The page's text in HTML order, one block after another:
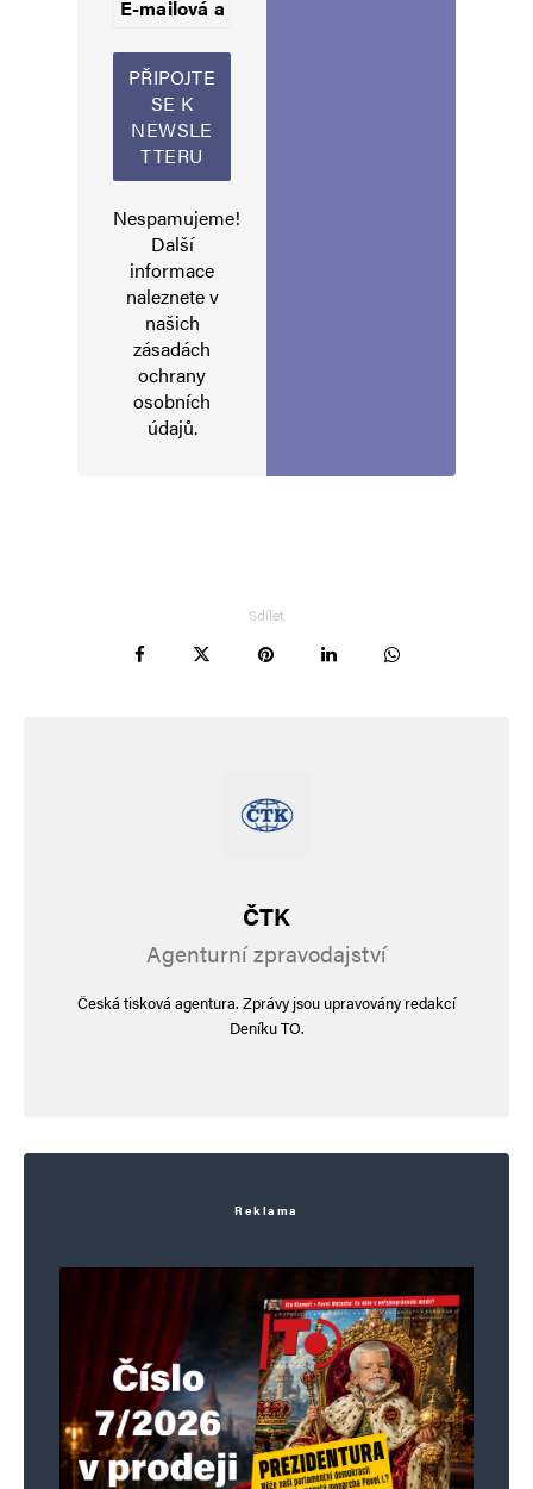
Alternative:
Nespamujeme!
Další
informace
naleznete v
našich
zásadách
ochrany
osobních
údajů.
Sdílet
ČTK
Agenturní zpravodajství
Česká tisková agentura. Zprávy jsou upravovány redakcí
Deníku TO.
Reklama